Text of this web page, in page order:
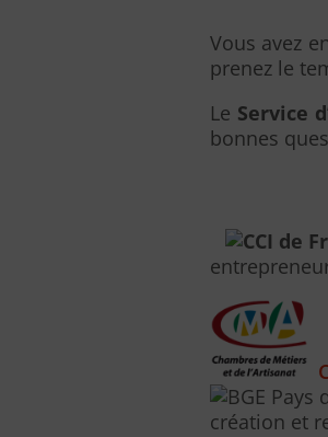
Vous avez
prenez le
Le Service
bonnes
création et